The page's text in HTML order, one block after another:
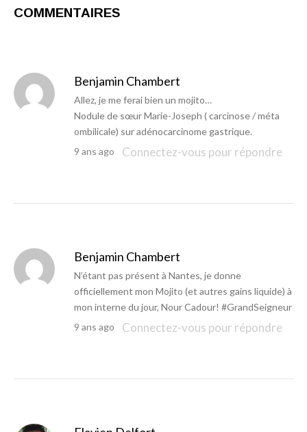
COMMENTAIRES
Benjamin Chambert
Allez, je me ferai bien un mojito…
Nodule de sœur Marie-Joseph ( carcinose / méta
ombilicale) sur adénocarcinome gastrique.
9 ans ago
Connectez-vous pour répondre
Benjamin Chambert
N’étant pas présent à Nantes, je donne
officiellement mon Mojito (et autres gains liquide) à
mon interne du jour, Nour Cadour! #GrandSeigneur
9 ans ago
Connectez-vous pour répondre